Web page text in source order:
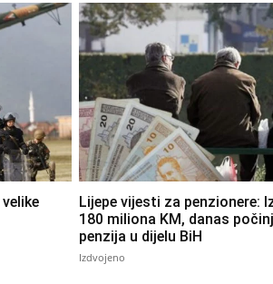
Lijepe vijesti za penzionere:
180 miliona KM, danas
penzija u dijelu BiH
Izdvojeno